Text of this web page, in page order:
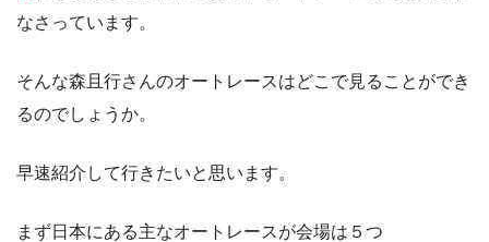
なさっています。
そんな森且行さんのオートレースはどこで見ることができ
るのでしょうか。
早速紹介して行きたいと思います。
まず日本にある主なオートレースが会場は５つ